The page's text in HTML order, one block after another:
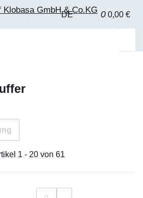
DE 0 0,00 €
1 - 20 von 61